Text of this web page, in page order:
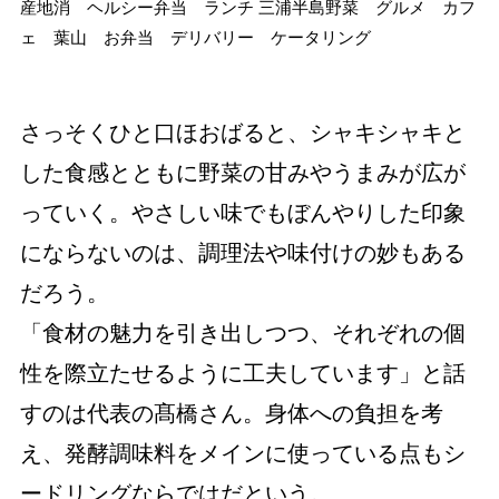
さっそくひと口ほおばると、シャキシャキと
した食感とともに野菜の甘みやうまみが広が
っていく。やさしい味でもぼんやりした印象
にならないのは、調理法や味付けの妙もある
だろう。
「食材の魅力を引き出しつつ、それぞれの個
性を際立たせるように工夫しています」と話
すのは代表の髙橋さん。身体への負担を考
え、発酵調味料をメインに使っている点もシ
ードリングならではだという。